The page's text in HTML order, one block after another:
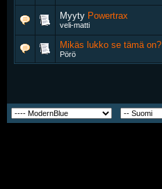
Myyty Powertrax
veli-matti
Mikäs lukko se tämä on?
Pörö